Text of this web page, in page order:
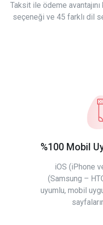
Taksit ile ödeme
seçeneği ve 45 farklı dil
%100 Mobil
iOS (iPhone
(Samsung –
uyumlu, mobil